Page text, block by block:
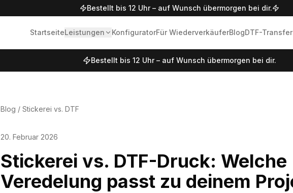
Bestellt bis 12 Uhr – auf Wunsch übermorgen bei dir.
StartseiteLeistungen KonfiguratorFür WiederverkäuferBlogDTF-
Bestellt bis 12 Uhr – auf Wunsch übermorgen bei dir.
Blog / Stickerei vs. DTF
20. Februar 2026
Stickerei vs. DTF-Druck: Welche
Veredelung passt zu deinem